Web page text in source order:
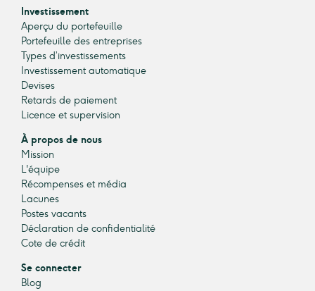
Investissement
Aperçu du portefeuille
Portefeuille des entreprises
Types d’investissements
Investissement automatique
Devises
Retards de paiement
Licence et supervision
À propos de nous
Mission
L'équipe
Récompenses et média
Lacunes
Postes vacants
Déclaration de confidentialité
Cote de crédit
Se connecter
Blog